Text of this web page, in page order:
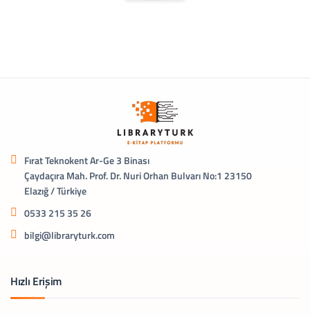
Fırat Teknokent Ar-Ge 3 Binası
Çaydaçıra Mah. Prof. Dr. Nuri Orhan Bulvarı No:1 23150
Elazığ / Türkiye
0533 215 35 26
bilgi@libraryturk.com
Hızlı Erişim